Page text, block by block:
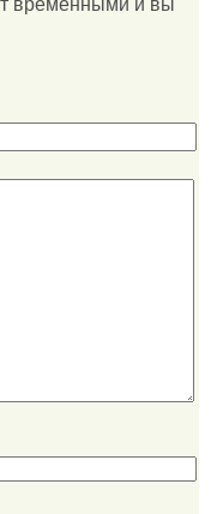
временными и вы